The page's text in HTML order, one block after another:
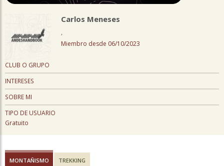
Carlos Meneses
,
Miembro desde 06/10/2023
CLUB O GRUPO
INTERESES
SOBRE MI
TIPO DE USUARIO
Gratuito
MONTAÑISMO TREKKING